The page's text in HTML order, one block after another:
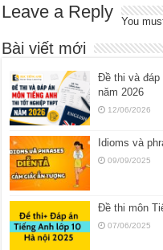
Leave a Reply You
Bài viết mới
Đề thi và đáp
năm 2026
12/06/2026
Idioms và
09/09/2025
Đề thi môn
07/06/2025